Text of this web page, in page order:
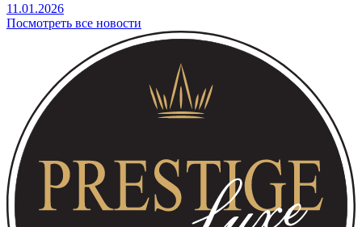
11.01.2026
Посмотреть все новости